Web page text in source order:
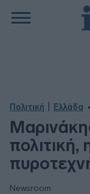
Πολιτική Ελλάδα
πολιτική,
Newsroom